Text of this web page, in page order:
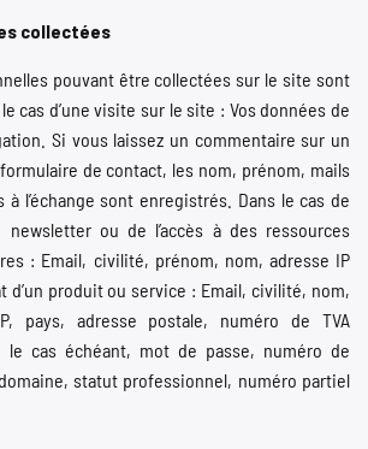
collectées
pouvant être collectées sur le site sont
cas d’une visite sur le site : Vos données de
Si vous laissez un commentaire sur un
de contact, les nom, prénom, mails
l’échange sont enregistrés. Dans le cas de
newsletter ou de l’accès à des ressources
: Email, civilité, prénom, nom, adresse IP
d’un produit ou service : Email, civilité, nom,
pays, adresse postale, numéro de TVA
le cas échéant, mot de passe, numéro de
statut professionnel, numéro partiel